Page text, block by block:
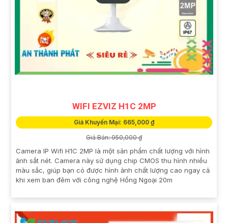
WIFI EZVIZ H1C 2MP
Giá Khuyến Mại: 665,000 ₫
Giá Bán: 950,000 ₫
Camera IP Wifi H1C 2MP là một sản phẩm chất lượng với hình
ảnh sắt nét. Camera này sử dụng chip CMOS thu hình nhiều
màu sắc, giúp bạn có được hình ảnh chất lượng cao ngay cả
khi xem ban đêm với công nghệ Hồng Ngoại 20m